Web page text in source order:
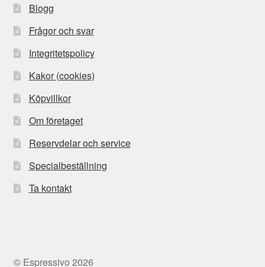
Blogg
Frågor och svar
Integritetspolicy
Kakor (cookies)
Köpvillkor
Om företaget
Reservdelar och service
Specialbeställning
Ta kontakt
© Espressivo 2026